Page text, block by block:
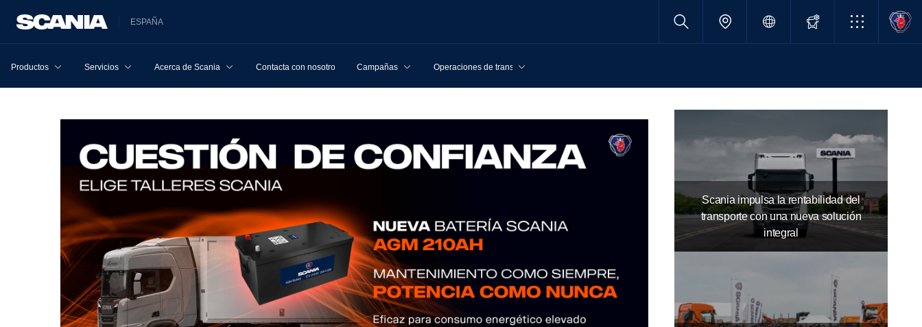
ESPAÑA
Productos Servicios Acerca de Scania Contacta con nosotros Campañas Operaciones de transporte
Scania impulsa la rentabilidad del
transporte con una nueva solución
integral